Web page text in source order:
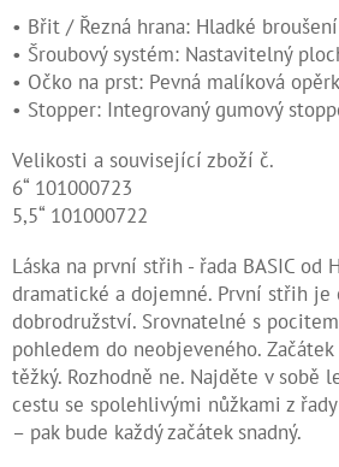
Přihlášení
• Břit / Řezná hrana: Hladké
• Šroubový systém: Nastavitelný
• Očko na prst: Pevná malíková
• Stopper: Integrovaný gumový
Velikosti a související zboží č.
6“ 101000723
5,5“ 101000722
Láska na první střih - řada BASIC od
dramatické a dojemné. První střih je
dobrodružství. Srovnatelné s
pohledem do neobjeveného.
těžký. Rozhodně ne. Najděte v sobě
cestu se spolehlivými nůžkami z řady
– pak bude každý začátek snadný.